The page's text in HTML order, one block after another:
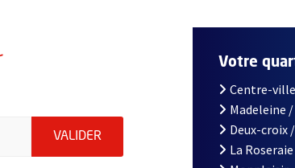
indiquez votre email (champ obligatoire)
VALIDER ENVOYER MA DEMANDE
Votre
Centre-
Madeleine
Deux-croix
La Roseraie